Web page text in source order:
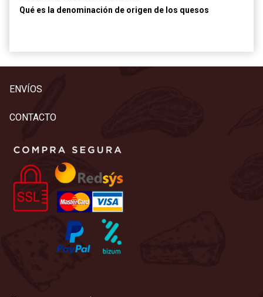
Qué es la denominación de origen de los quesos
ENVÍOS
CONTACTO